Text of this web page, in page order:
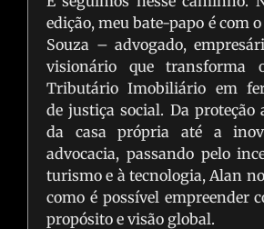
edição, meu bate-papo é com
Souza – advogado,
visionário que transforma
Tributário Imobiliário em
de justiça social. Da proteção
da casa própria até a
advocacia, passando pelo
turismo e à tecnologia, Alan
como é possível empreender
propósito e visão global.